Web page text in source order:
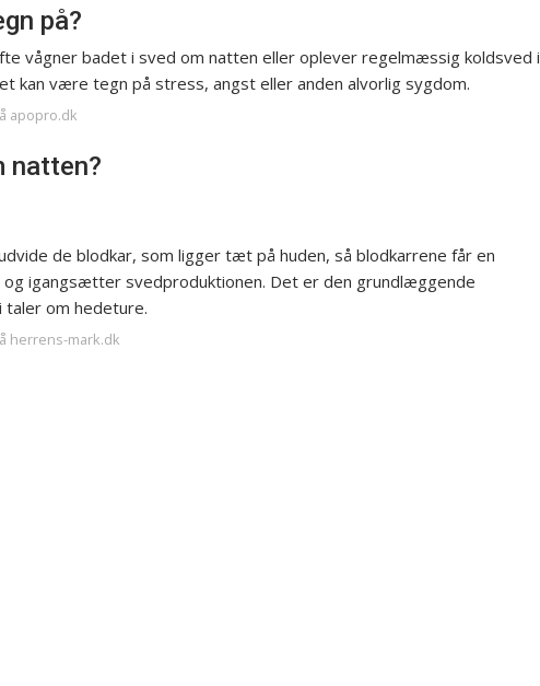
på?
vågner badet i sved om natten eller oplever regelmæssig koldsved i
kan være tegn på stress, angst eller anden alvorlig sygdom.
apopro.dk
natten?
de blodkar, som ligger tæt på huden, så blodkarrene får en
igangsætter svedproduktionen. Det er den grundlæggende
taler om hedeture.
herrens-mark.dk